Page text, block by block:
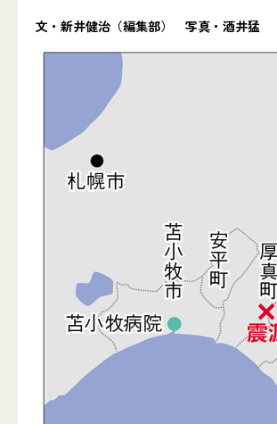
文・新井健治（編集部） 写真・酒井猛